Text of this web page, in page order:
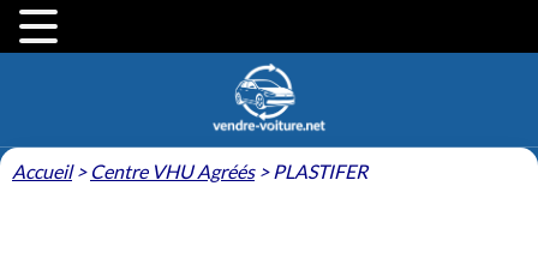
Accueil> Centre VHU Agréés> PLASTIFER